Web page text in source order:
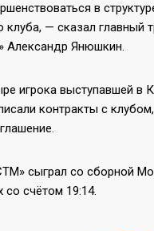
в
клуба, — сказал главный
Александр Янюшкин.
игрока выступавшей в
контракты с
сыграл со сборной
со счётом 19:14.